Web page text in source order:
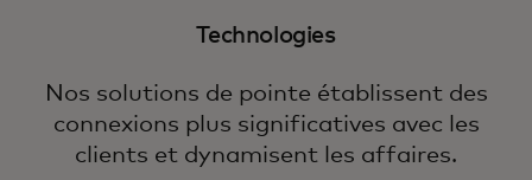
Technologies
Nos solutions de pointe établissent des
connexions plus significatives avec les
clients et dynamisent les affaires.